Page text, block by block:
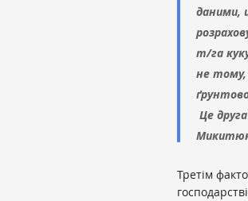
даними,
т/га
не тому,
Це
Третім